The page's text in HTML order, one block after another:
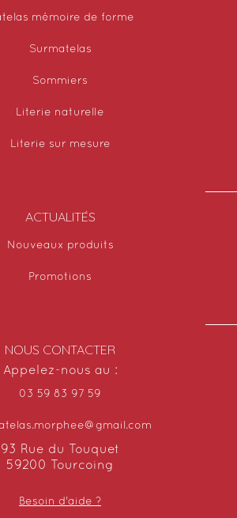
mémoire de forme
Surmatelas
Sommiers
Literie naturelle
Literie sur mesure
ACTUALITÉS
Nouveaux produits
Promotions
NOUS CONTACTER
Appelez-nous au :
03 59 83 97 59
93 Rue du Touquet
59200 Tourcoing
Besoin d'aide ?